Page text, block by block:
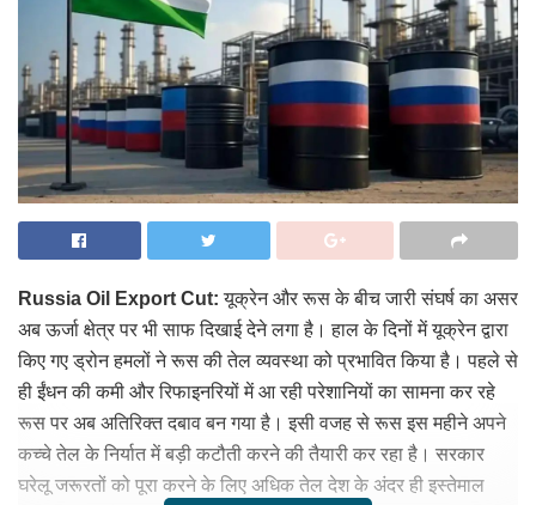
Russia Oil Export Cut: यूक्रेन और रूस के बीच जारी संघर्ष का असर
अब ऊर्जा क्षेत्र पर भी साफ दिखाई देने लगा है। हाल के दिनों में यूक्रेन द्वारा
किए गए ड्रोन हमलों ने रूस की तेल व्यवस्था को प्रभावित किया है। पहले से
ही ईंधन की कमी और रिफाइनरियों में आ रही परेशानियों का सामना कर रहे
रूस पर अब अतिरिक्त दबाव बन गया है। इसी वजह से रूस इस महीने अपने
कच्चे तेल के निर्यात में बड़ी कटौती करने की तैयारी कर रहा है। सरकार
घरेलू जरूरतों को पूरा करने के लिए अधिक तेल देश के अंदर ही इस्तेमाल